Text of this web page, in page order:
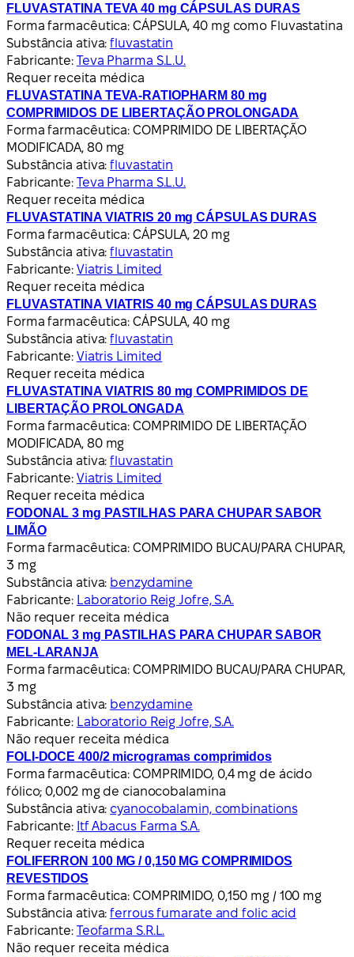
FLUVASTATINA TEVA 40 mg CÁPSULAS DURAS
Forma farmacêutica: CÁPSULA, 40 mg como Fluvastatina
Substância ativa:fluvastatin
Fabricante: Teva Pharma S.L.U.
Requer receita médica
FLUVASTATINA TEVA-RATIOPHARM 80 mg
COMPRIMIDOS DE LIBERTAÇÃO PROLONGADA
Forma farmacêutica: COMPRIMIDO DE LIBERTAÇÃO
MODIFICADA, 80 mg
Substância ativa:fluvastatin
Fabricante: Teva Pharma S.L.U.
Requer receita médica
FLUVASTATINA VIATRIS 20 mg CÁPSULAS DURAS
Forma farmacêutica: CÁPSULA, 20 mg
Substância ativa:fluvastatin
Fabricante: Viatris Limited
Requer receita médica
FLUVASTATINA VIATRIS 40 mg CÁPSULAS DURAS
Forma farmacêutica: CÁPSULA, 40 mg
Substância ativa:fluvastatin
Fabricante: Viatris Limited
Requer receita médica
FLUVASTATINA VIATRIS 80 mg COMPRIMIDOS DE
LIBERTAÇÃO PROLONGADA
Forma farmacêutica: COMPRIMIDO DE LIBERTAÇÃO
MODIFICADA, 80 mg
Substância ativa:fluvastatin
Fabricante: Viatris Limited
Requer receita médica
FODONAL 3 mg PASTILHAS PARA CHUPAR SABOR
LIMÃO
Forma farmacêutica: COMPRIMIDO BUCAU/PARA CHUPAR,
3 mg
Substância ativa: benzydamine
Fabricante: Laboratorio Reig Jofre, S.A.
Não requer receita médica
FODONAL 3 mg PASTILHAS PARA CHUPAR SABOR
MEL-LARANJA
Forma farmacêutica: COMPRIMIDO BUCAU/PARA CHUPAR,
3 mg
Substância ativa: benzydamine
Fabricante: Laboratorio Reig Jofre, S.A.
Não requer receita médica
FOLI-DOCE 400/2 microgramas comprimidos
Forma farmacêutica: COMPRIMIDO, 0,4 mg de ácido
fólico; 0,002 mg de cianocobalamina
Substância ativa: cyanocobalamin, combinations
Fabricante: Itf Abacus Farma S.A.
Requer receita médica
FOLIFERRON 100 MG / 0,150 MG COMPRIMIDOS
REVESTIDOS
Forma farmacêutica: COMPRIMIDO, 0,150 mg / 100 mg
Substância ativa:ferrous fumarate and folic acid
Fabricante: Teofarma S.R.L.
Não requer receita médica